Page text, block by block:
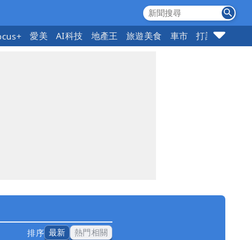
愛美 AI科技 地產王 旅遊美食 車市 打詐 指標企
排序 最新 熱門相關